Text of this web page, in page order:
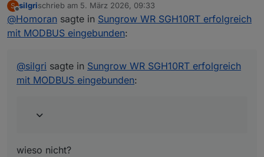
Kann ja nicht sein, bei unterschiedlichen
Feuchtegraden (Regen/Sonne).
wieso nicht?
isoliert sein.
S
Offline
silgrischrieb am 5. März 2026, 09:33
zuletzt editiert von
@Homoran sagte in Sungrow WR SGH10RT erfolgreich
mit MODBUS eingebunden:
@silgri sagte in Sungrow WR SGH10RT erfolgreich
mit MODBUS eingebunden:
wieso nicht?